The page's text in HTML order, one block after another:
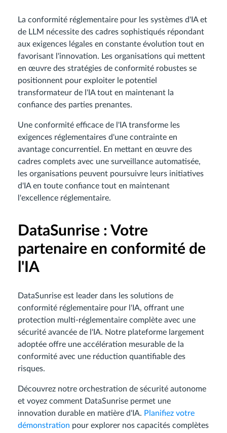
La conformité réglementaire pour les systèmes d'IA et
de LLM nécessite des cadres sophistiqués répondant
aux exigences légales en constante évolution tout en
favorisant l'innovation. Les organisations qui mettent
en œuvre des stratégies de conformité robustes se
positionnent pour exploiter le potentiel
transformateur de l'IA tout en maintenant la
confiance des parties prenantes.
Une conformité efficace de l'IA transforme les
exigences réglementaires d'une contrainte en
avantage concurrentiel. En mettant en œuvre des
cadres complets avec une surveillance automatisée,
les organisations peuvent poursuivre leurs initiatives
d'IA en toute confiance tout en maintenant
l'excellence réglementaire.
DataSunrise : Votre
partenaire en conformité de
l'IA
DataSunrise est leader dans les solutions de
conformité réglementaire pour l'IA, offrant une
protection multi-réglementaire complète avec une
sécurité avancée de l'IA. Notre plateforme largement
adoptée offre une accélération mesurable de la
conformité avec une réduction quantifiable des
risques.
Découvrez notre orchestration de sécurité autonome
et voyez comment DataSunrise permet une
innovation durable en matière d'IA. Planifiez votre
démonstration pour explorer nos capacités complètes